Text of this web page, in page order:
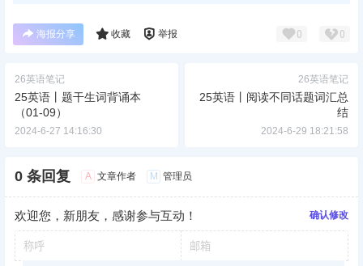
海报分享 收藏 举报 0 0
26英语笔记
25英语丨题干生词背诵本
（01-09）
2024-6-27 14:16:30
26英语笔记
25英语丨阅读不同话题词汇总
结
2024-6-29 18:21:58
0 条回复 A 文章作者 M 管理员
欢迎您，新朋友，感谢参与互动！ 确认修改